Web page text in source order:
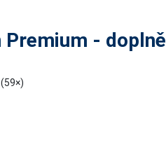
Premium -
(59×)